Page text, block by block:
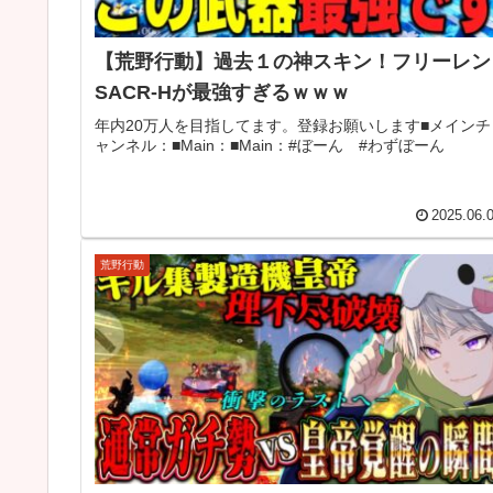
【荒野行動】過去１の神スキン！フリーレン
SACR-Hが最強すぎるｗｗｗ
年内20万人を目指してます。登録お願いします■メインチ
ャンネル：■Main：■Main：#ぼーん #わずぼーん
荒野行動